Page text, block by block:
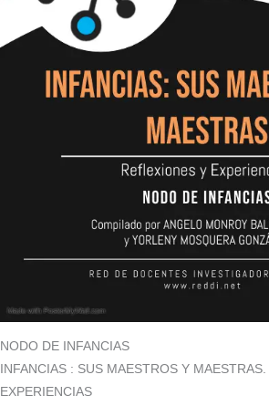
NODO DE INFANCIAS
INFANCIAS : SUS MAESTROS Y
EXPERIENCIAS